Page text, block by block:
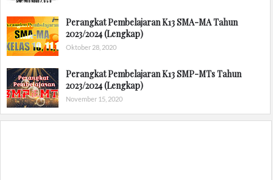
Perangkat Pembelajaran K13 SMA-MA Tahun
2023/2024 (Lengkap)
Oktober 28, 2020
Perangkat Pembelajaran K13 SMP-MTs Tahun
2023/2024 (Lengkap)
November 15, 2020